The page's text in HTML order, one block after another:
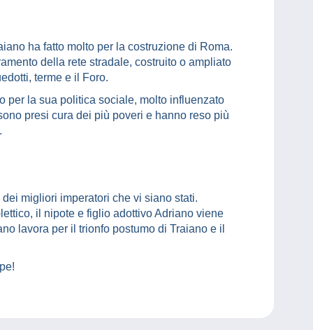
ha fatto molto per la costruzione di Roma.
della rete stradale, costruito o ampliato
terme e il Foro.
per la sua politica sociale, molto influenzato
presi cura dei più poveri e hanno reso più
migliori imperatori che vi siano stati.
il nipote e figlio adottivo Adriano viene
lavora per il trionfo postumo di Traiano e il